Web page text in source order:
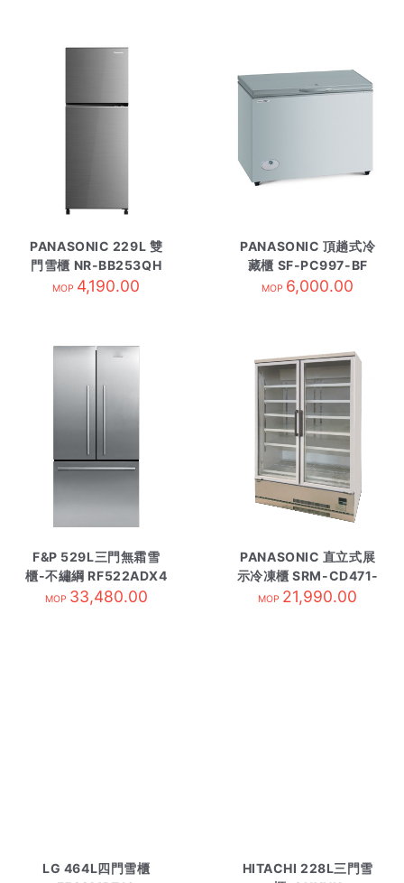
PANASONIC 229L 雙
門雪櫃 NR-BB253QH
銀色
MOP 4,190.00
PANASONIC 頂趟式冷
藏櫃 SF-PC997-BF
MOP 6,000.00
F&P 529L三門無霜雪
櫃-不繡綱 RF522ADX4
需訂貨
MOP 33,480.00
PANASONIC 直立式展
示冷凍櫃 SRM-CD471-
L
MOP 21,990.00
LG 464L四門雪櫃
HITACHI 228L三門雪